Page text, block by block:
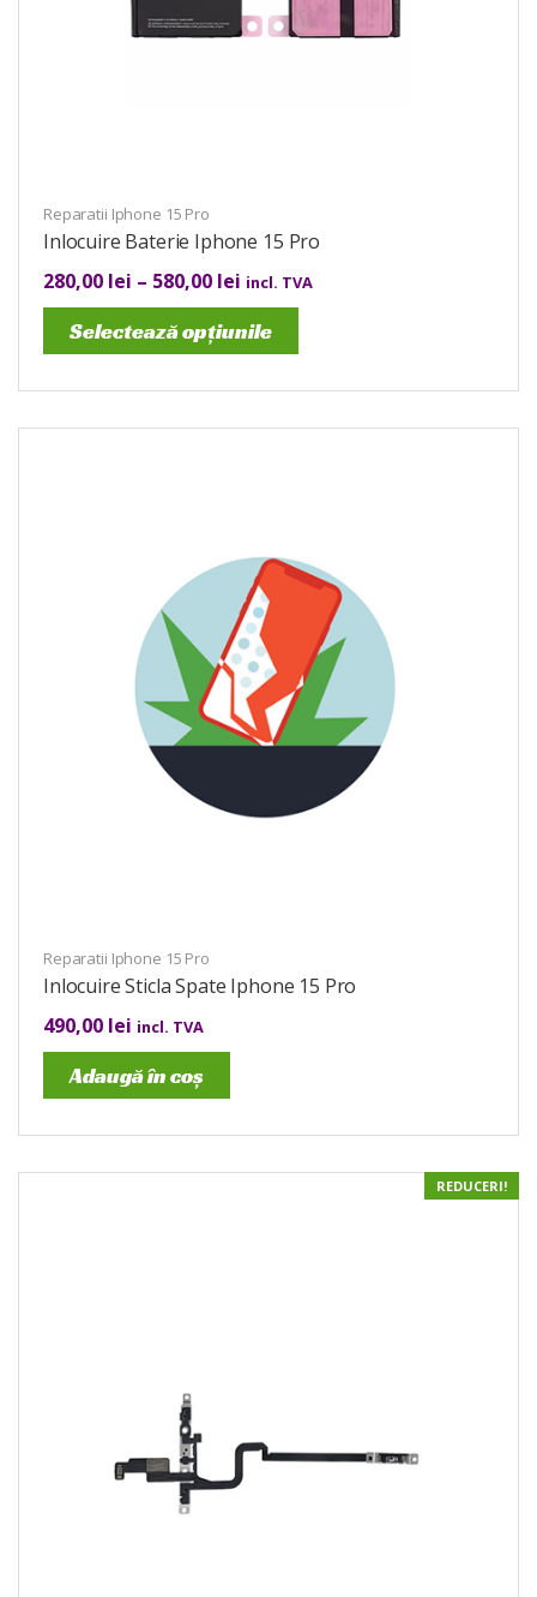
Reparatii Iphone 15 Pro
Inlocuire Baterie Iphone 15 Pro
280,00 lei – 580,00 lei incl. TVA
Selectează opțiunile
Reparatii Iphone 15 Pro
Inlocuire Sticla Spate Iphone 15 Pro
490,00 lei incl. TVA
Adaugă în coș
REDUCERI!